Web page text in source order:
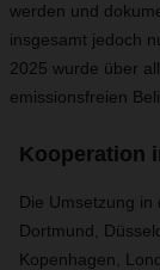
werden und
insgesamt jedoch
2025 wurde über
emissionsfreien
Kooperation
Die Umsetzung in
Dortmund,
Kopenhagen,